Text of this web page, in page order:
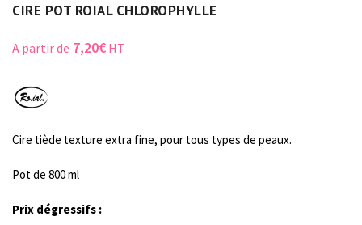
CIRE POT ROIAL CHLOROPHYLLE
A partir de 7,20€ HT
Cire tiède texture extra fine, pour tous types de peaux.
Pot de 800 ml
Prix dégressifs :